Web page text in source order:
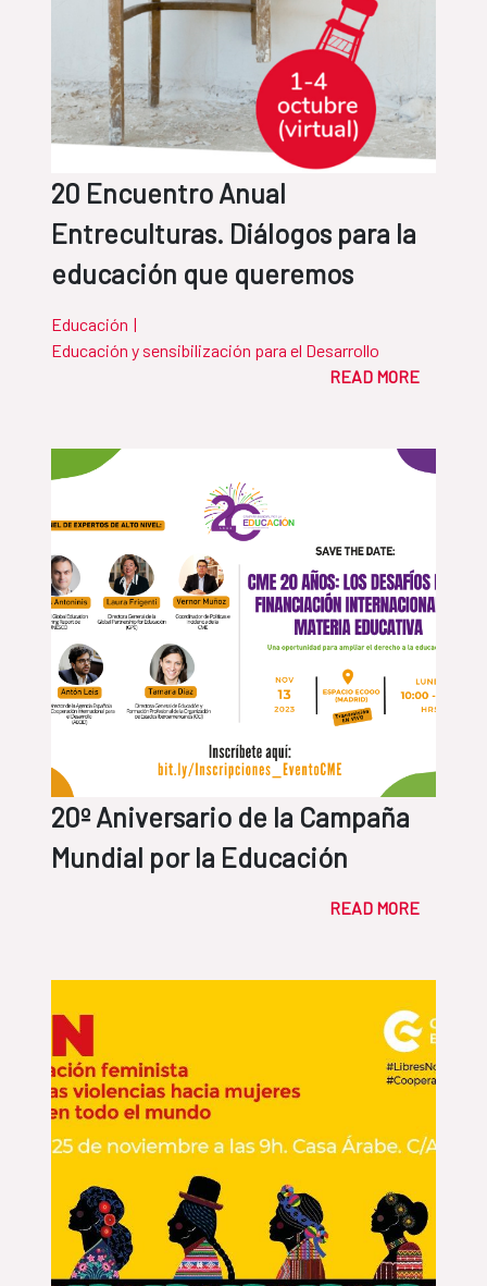
20 Encuentro Anual
Entreculturas. Diálogos para la
educación que queremos
Educación |
Educación y sensibilización para el Desarrollo
READ MORE
20º Aniversario de la Campaña
Mundial por la Educación
READ MORE